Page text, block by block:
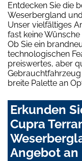
Entdecken Sie die
Weserbergland
Unser vielfältiges
fast keine Wünsche
Ob Sie ein
technologischen
preiswertes, aber
breite Palette an
Erkunden
Cupra
Angebot an